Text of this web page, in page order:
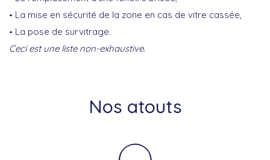
La mise en sécurité de la zone en cas de vitre cassée,
La pose de survitrage.
Ceci est une liste non-exhaustive.
Nos atouts